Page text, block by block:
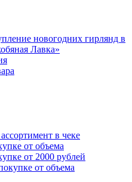
новогодних гирлянд в
Лавка»
в чеке
от объема
от 2000 рублей
от объема